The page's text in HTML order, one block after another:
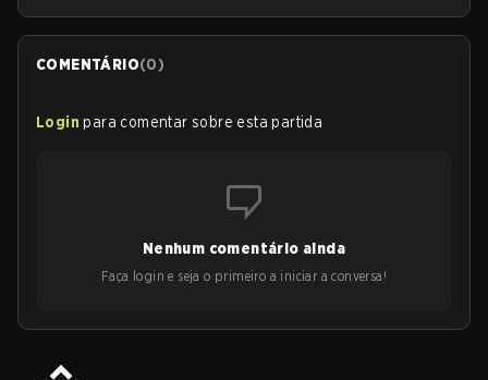
COMENTÁRIO(0)
Login para comentar sobre esta partida
Nenhum comentário ainda
Faça login e seja o primeiro a iniciar a conversa!